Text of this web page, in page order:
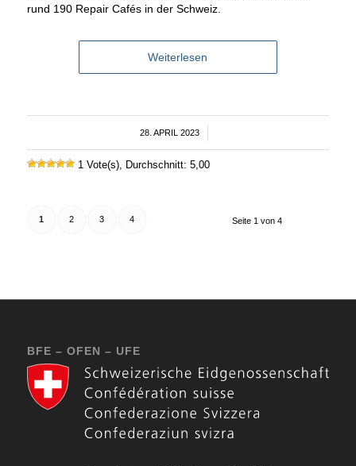
rund 190 Repair Cafés in der Schweiz.
Weiterlesen
28. APRIL 2023
/
1 Vote(s), Durchschnitt: 5,00
Seite 1 von 4
1 2 3 4
BFE – OFEN – UFE